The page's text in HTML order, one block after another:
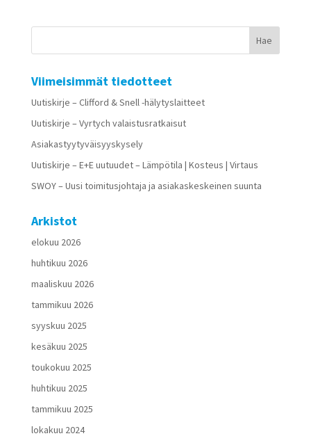
Viimeisimmät tiedotteet
Uutiskirje – Clifford & Snell -hälytyslaitteet
Uutiskirje – Vyrtych valaistusratkaisut
Asiakastyytyväisyyskysely
Uutiskirje – E+E uutuudet – Lämpötila | Kosteus | Virtaus
SWOY – Uusi toimitusjohtaja ja asiakaskeskeinen suunta
Arkistot
elokuu 2026
huhtikuu 2026
maaliskuu 2026
tammikuu 2026
syyskuu 2025
kesäkuu 2025
toukokuu 2025
huhtikuu 2025
tammikuu 2025
lokakuu 2024